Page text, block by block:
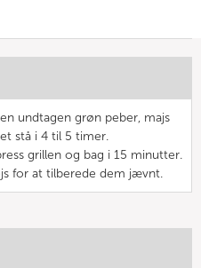
undtagen grøn peber, majs
stå i 4 til 5 timer.
grillen og bag i 15 minutter.
for at tilberede dem jævnt.